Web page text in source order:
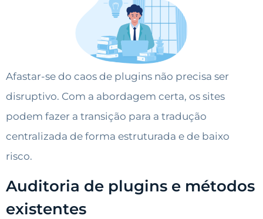
Afastar-se do caos de plugins não precisa ser
disruptivo. Com a abordagem certa, os sites
podem fazer a transição para a tradução
centralizada de forma estruturada e de baixo
risco.
Auditoria de plugins e métodos
existentes